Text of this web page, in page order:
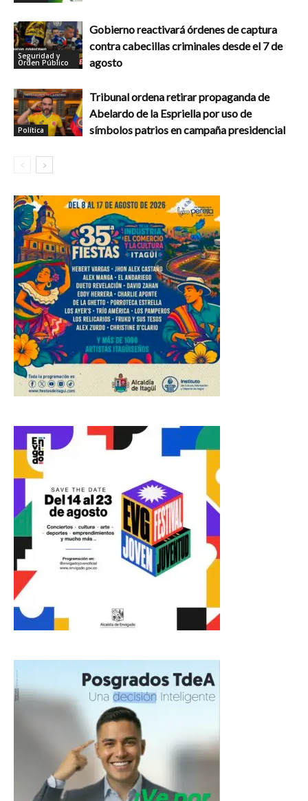
Seguridad y
Orden Público
Gobierno reactivará órdenes de captura
contra cabecillas criminales desde el 7 de
agosto
Política
Tribunal ordena retirar propaganda de
Abelardo de la Espriella por uso de
símbolos patrios en campaña presidencial